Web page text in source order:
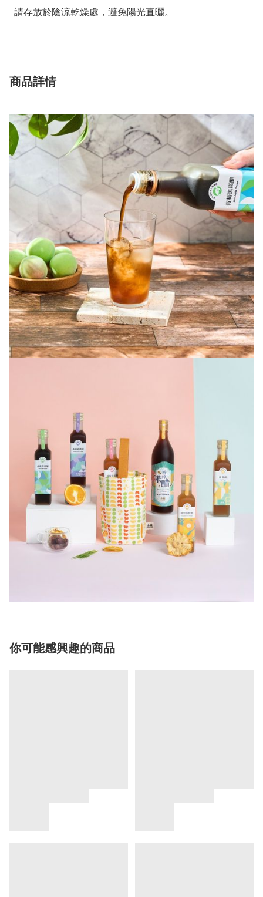
  請存放於陰涼乾燥處，避免陽光直曬。
商品詳情
你可能感興趣的商品